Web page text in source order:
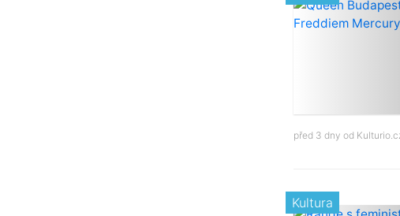
před 3 dny od
Kultura